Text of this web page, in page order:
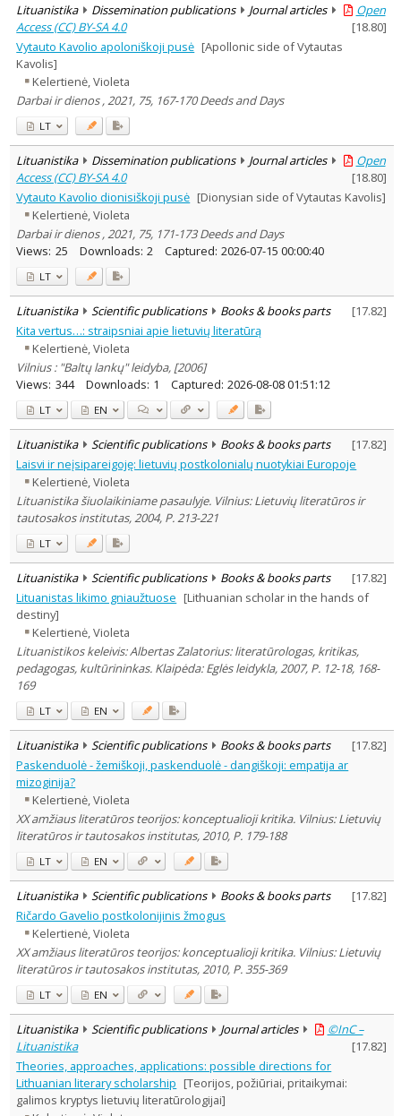
Country of publication
Historical periods
Lithuanian place names
Subject
Journal
Lituanistika Dissemination publications Journal articles
Open
Access (CC) BY-SA 4.0
[18.80]
Vytauto Kavolio apoloniškoji pusė [Apollonic side of Vytautas
Kavolis]
Kelertienė, Violeta
Darbai ir dienos , 2021, 75, 167-170 Deeds and Days
LT
Lituanistika Dissemination publications Journal articles
Open
Access (CC) BY-SA 4.0
[18.80]
Vytauto Kavolio dionisiškoji pusė [Dionysian side of Vytautas Kavolis]
Kelertienė, Violeta
Darbai ir dienos , 2021, 75, 171-173 Deeds and Days
Views: 25 Downloads: 2 Captured: 2026-07-15 00:00:40
LT
Lituanistika Scientific publications Books & books parts [17.82]
Kita vertus…: straipsniai apie lietuvių literatūrą
Kelertienė, Violeta
Vilnius : "Baltų lankų" leidyba, [2006]
Views: 344 Downloads: 1 Captured: 2026-08-08 01:51:12
LT EN
Lituanistika Scientific publications Books & books parts [17.82]
Laisvi ir neįsipareigoję: lietuvių postkolonialų nuotykiai Europoje
Kelertienė, Violeta
Lituanistika šiuolaikiniame pasaulyje. Vilnius: Lietuvių literatūros ir
tautosakos institutas, 2004, P. 213-221
LT
Lituanistika Scientific publications Books & books parts [17.82]
Lituanistas likimo gniaužtuose [Lithuanian scholar in the hands of
destiny]
Kelertienė, Violeta
Lituanistikos keleivis: Albertas Zalatorius: literatūrologas, kritikas,
pedagogas, kultūrininkas. Klaipėda: Eglės leidykla, 2007, P. 12-18, 168-
169
LT EN
Lituanistika Scientific publications Books & books parts [17.82]
Paskenduolė - žemiškoji, paskenduolė - dangiškoji: empatija ar
mizoginija?
Kelertienė, Violeta
XX amžiaus literatūros teorijos: konceptualioji kritika. Vilnius: Lietuvių
literatūros ir tautosakos institutas, 2010, P. 179-188
LT EN
Lituanistika Scientific publications Books & books parts [17.82]
Ričardo Gavelio postkolonijinis žmogus
Kelertienė, Violeta
XX amžiaus literatūros teorijos: konceptualioji kritika. Vilnius: Lietuvių
literatūros ir tautosakos institutas, 2010, P. 355-369
LT EN
Lituanistika Scientific publications Journal articles
©InC –
Lituanistika
[17.82]
Theories, approaches, applications: possible directions for
Lithuanian literary scholarship [Teorijos, požiūriai, pritaikymai:
galimos kryptys lietuvių literatūrologijai]